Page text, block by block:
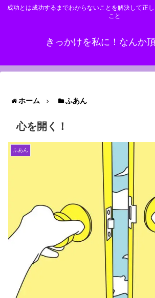
成功とは成功するまでわからないことを解決して正
こと
きっかけを私に！なんか
ホーム ふあん
心を開く！
ふあん